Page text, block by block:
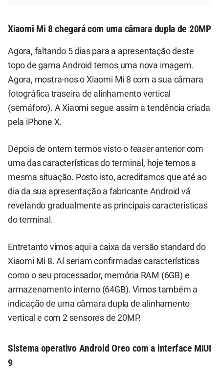
Xiaomi Mi 8 chegará com uma câmara dupla de 20MP
Agora, faltando 5 dias para a apresentação deste
topo de gama Android temos uma nova imagem.
Agora, mostra-nos o Xiaomi Mi 8 com a sua câmara
fotográfica traseira de alinhamento vertical
(semáforo). A Xiaomi segue assim a tendência criada
pela iPhone X.
Depois de ontem termos visto o teaseranterior com
uma das características do terminal, hoje temos a
mesma situação. Posto isto, acreditamos que até ao
dia da sua apresentação a fabricante Android vá
revelando gradualmente as principais características
do terminal.
Entretanto vimos aqui a caixa da versão standard do
Xiaomi Mi 8. Aí seriam confirmadas características
como o seu processador, memória RAM (6GB) e
armazenamento interno (64GB). Vimos também a
indicação de uma câmara dupla de alinhamento
vertical e com 2 sensores de 20MP.
Sistema operativo Android Oreo com a interface MIUI
9